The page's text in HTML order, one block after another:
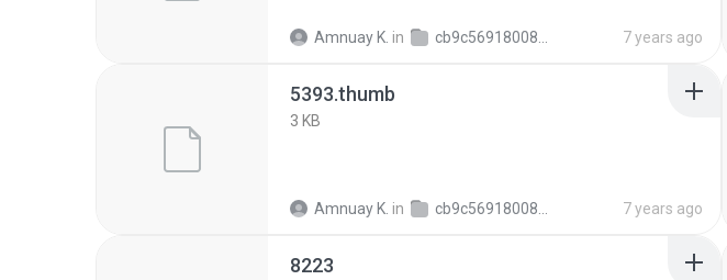
Amnuay K. in cb9c56918008c154c6e6c45f2b23b86b5 7 years ago
5393.thumb
3 KB
Amnuay K. in cb9c56918008c154c6e6c45f2b23b86b5 7 years ago
8223